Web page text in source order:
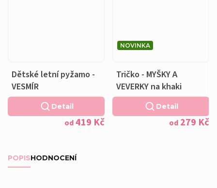
Dětské letní pyžamo -
VESMÍR
od419 Kč
Detail
NOVINKA
Tričko - MYŠKY A
VEVERKY na khaki
od 279 Kč
Detail
POPISHODNOCENÍ